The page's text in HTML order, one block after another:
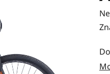
je
0,0